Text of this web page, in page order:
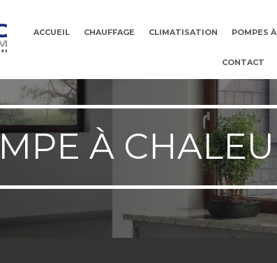
ACCUEIL CHAUFFAGE CLIMATISATION POMPES
CONTACT
À